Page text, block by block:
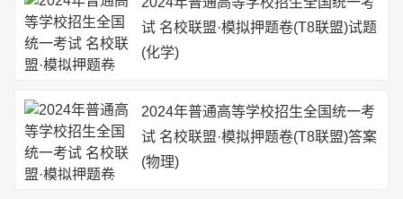
试 名校联盟·模拟押题卷(T8联盟)试题
(化学)
2024年普通高等学校招生全国统一考
试 名校联盟·模拟押题卷(T8联盟)答案
(物理)